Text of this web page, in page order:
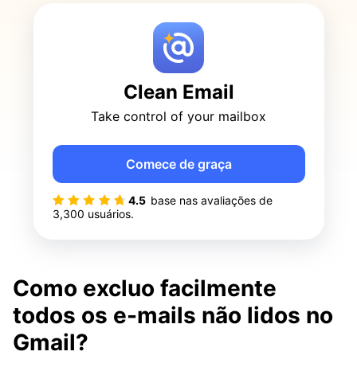
Clean Email
Take control of your mailbox
4.5 base nas avaliações de
3,300 usuários.
Comece de graça
Como excluo facilmente
todos os e-mails não lidos no
Gmail?